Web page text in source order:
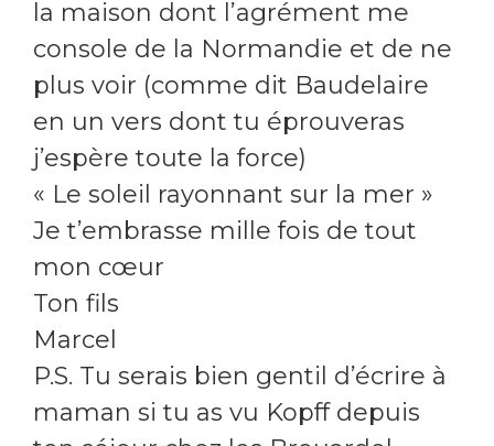
la maison dont l’agrément me
console de la Normandie et de ne
plus voir (comme dit Baudelaire
en un vers dont tu éprouveras
j’espère toute la force)
« Le soleil rayonnant sur la mer »
Je t’embrasse mille fois de tout
mon cœur
Ton fils
Marcel
P.S. Tu serais bien gentil d’écrire à
maman si tu as vu Kopff depuis